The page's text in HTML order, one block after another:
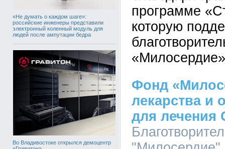
«Не думать о каждом шаге»:
российские инженеры представили
электронный коленный модуль для
людей после ампутации бедра
Во Владивостоке открылся демоцентр
программе
которую
Фонд
лекарства и
для лечения